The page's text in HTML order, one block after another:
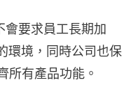
會要求員工長期加
環境，同時公司也保
所有產品功能。